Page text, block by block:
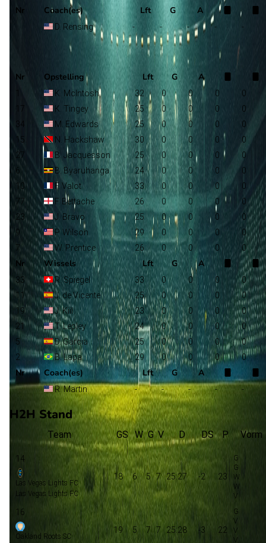
Nr Coach(es) Lft G A
D. Rensing - - - - -
Nr Opstelling Lft G A
K. McIntosh 32 0 0 0
0
17
K. Tingey 25 0 0 0
0
34
M. Edwards 25 0 0 0
0
15
N. Hackshaw 30 0 0 0
0
27
B. Jacquesson 25 0 0 0
0
6
B. Byaruhanga 24 0 0 0
0
10
F. Valot 33 0 0 0
0
77
F. Bettache 26 0 0 0
0
23
J. Bravo 25 0 0 0
0
9
P. Wilson 29 0 0 0
0
7
W. Prentice 26 0 0 0 0
Nr Wissels Lft G A
33 R. Spiegel 33 0 0 0
0
11
J. de Vicente 25 0 0 0
0
19
J. Kiil 23 0 0 0
0
21
T. Lepley 24 0 0 0
0
5
D. Garcia 25 0 0 0
0
2
B. Lapa 29 0 0 0 0
Nr Coach(es) Lft G A
R. Martin - - - - -
H2H Stand
Team GS W G V D DS P Vorm
14
Las Vegas Lights FC
Las Vegas Lights FC
18 6 5 7 25:27 -2 23
16
Oakland Roots SC
19 5 7 7 25:28 -3 22